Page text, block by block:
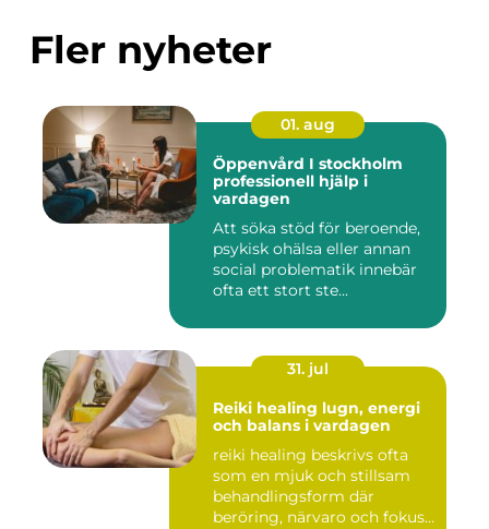
Fler nyheter
01. aug
Öppenvård I stockholm
professionell hjälp i
vardagen
Att söka stöd för beroende,
psykisk ohälsa eller annan
social problematik innebär
ofta ett stort ste...
31. jul
Reiki healing lugn, energi
och balans i vardagen
reiki healing beskrivs ofta
som en mjuk och stillsam
behandlingsform där
beröring, närvaro och fokus...